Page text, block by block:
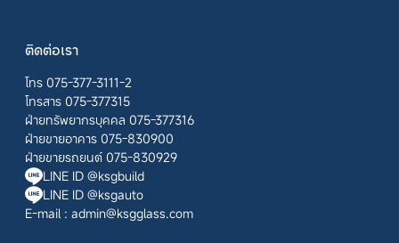
ติดต่อเรา
โทร 075-377-3111-2
โทรสาร 075-377315
ฝ่ายทรัพยากรบุคคล 075-377316
ฝ่ายขายอาคาร 075-830900
ฝ่ายขายรถยนต์ 075-830929
LINE ID @ksgbuild
LINE ID @ksgauto
E-mail : admin@ksgglass.com